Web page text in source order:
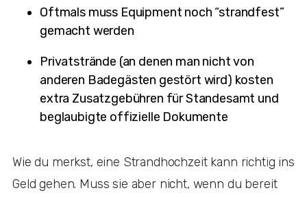
Oftmals muss Equipment noch “strandfest”
gemacht werden
Privatstrände (an denen man nicht von
anderen Badegästen gestört wird) kosten
extra Zusatzgebühren für Standesamt und
beglaubigte offizielle Dokumente
Wie du merkst, eine Strandhochzeit kann richtig ins
Geld gehen. Muss sie aber nicht, wenn du bereit